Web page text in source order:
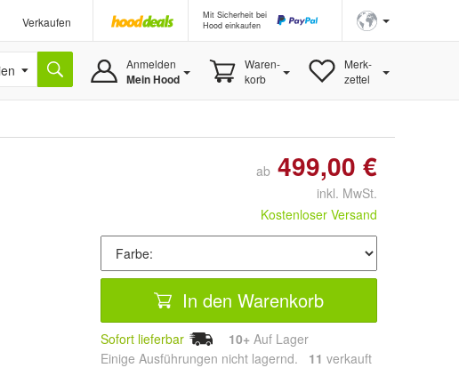
Verkaufen
Mit Sicherheit bei
Hood einkaufen
Anmelden
Mein Hood
Waren-
korb
Merk-
zettel
ab 499,00 €
inkl. MwSt.
Kostenloser Versand
In den Warenkorb
Sofort lieferbar 10+ Auf Lager
Einige Ausführungen nicht lagernd. 11 verkauft